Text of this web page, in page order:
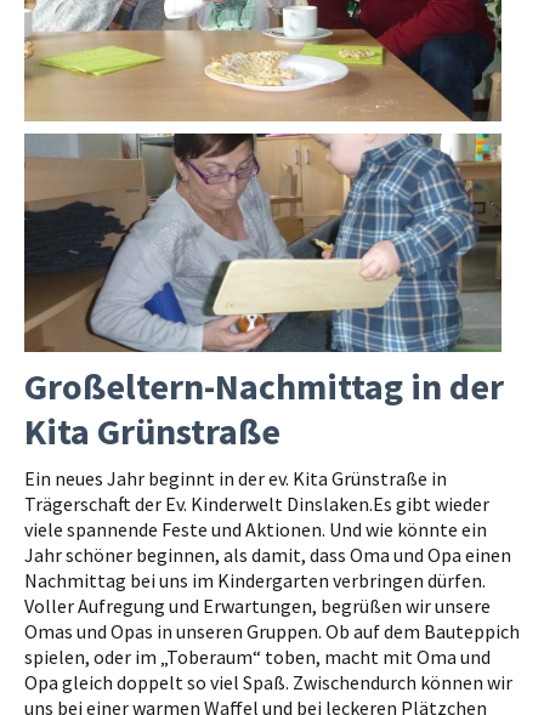
Großeltern-Nachmittag in der
Kita Grünstraße
Ein neues Jahr beginnt in der ev. Kita Grünstraße in
Trägerschaft der Ev. Kinderwelt Dinslaken.Es gibt wieder
viele spannende Feste und Aktionen. Und wie könnte ein
Jahr schöner beginnen, als damit, dass Oma und Opa einen
Nachmittag bei uns im Kindergarten verbringen dürfen.
Voller Aufregung und Erwartungen, begrüßen wir unsere
Omas und Opas in unseren Gruppen. Ob auf dem Bauteppich
spielen, oder im „Toberaum“ toben, macht mit Oma und
Opa gleich doppelt so viel Spaß. Zwischendurch können wir
uns bei einer warmen Waffel und bei leckeren Plätzchen